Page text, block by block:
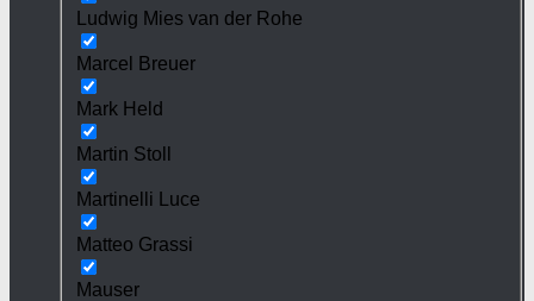
Ludwig Mies van der Rohe
Marcel Breuer
Mark Held
Martin Stoll
Martinelli Luce
Matteo Grassi
Mauser